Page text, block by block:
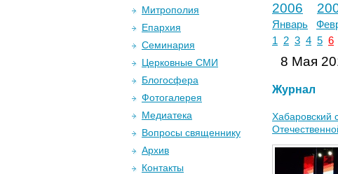
2006
Январь
1
2 3 4 5 6
8 Мая
Журнал
Хабаровский
Митрополия
Епархия
Семинария
Церковные СМИ
Блогосфера
Фотогалерея
Медиатека
Вопросы священнику
Архив
Контакты